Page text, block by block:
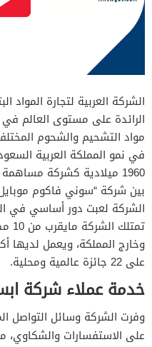
الشركة العربية لتجارة المواد
الرائدة على مستوى العالم في
مواد التشحيم والشحوم
في نمو المملكة العربية
1960 ميلادية كشركة
بين شركة “سوني فاكوم
الشركة لعبت دور أساسي في
على 22 جائزة عالمية ومحلية.
خدمة عملاء شركة
وفرت الشركة وسائل التواصل
على الاستفسارات والشكاوي،